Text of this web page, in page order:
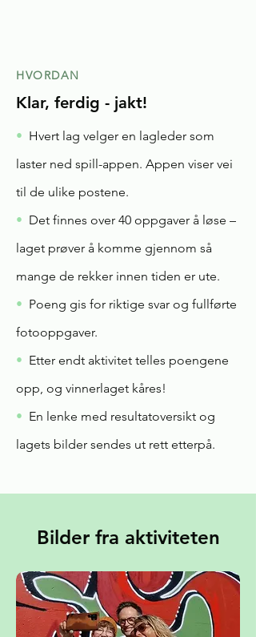
HVORDAN
Klar, ferdig - jakt!
• Hvert lag velger en lagleder som
laster ned spill-appen. Appen viser vei
til de ulike postene.
• Det finnes over 40 oppgaver å løse –
laget prøver å komme gjennom så
mange de rekker innen tiden er ute.
• Poeng gis for riktige svar og fullførte
fotooppgaver.
• Etter endt aktivitet telles poengene
opp, og vinnerlaget kåres!
• En lenke med resultatoversikt og
lagets bilder sendes ut rett etterpå.
Bilder fra aktiviteten